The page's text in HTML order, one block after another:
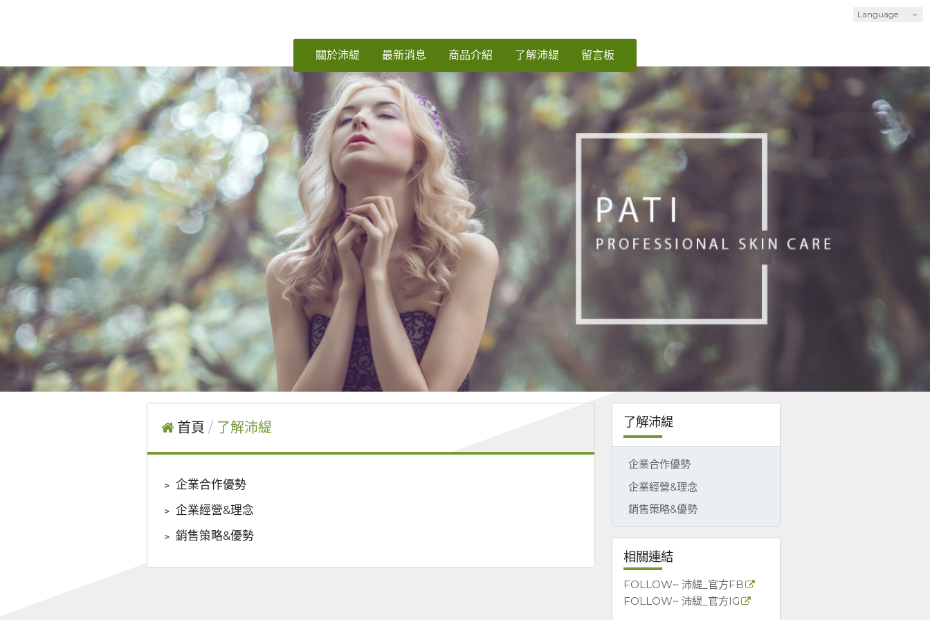
Language
關於沛緹 最新消息 商品介紹 了解沛緹 留言板
了解沛緹
企業合作優勢
企業經營&理念
銷售策略&優勢
相關連結
FOLLOW~ 沛緹_官方FB
FOLLOW~ 沛緹_官方IG
首頁 了解沛緹
﹥ 企業合作優勢
﹥ 企業經營&理念
﹥ 銷售策略&優勢